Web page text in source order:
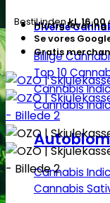
Diverse
Billige
Top 10
Cannabis
Cannabis
Cannabis
Cannabis
Bestil indenkl. 16.00
Hurtig
Se vores
Gratis